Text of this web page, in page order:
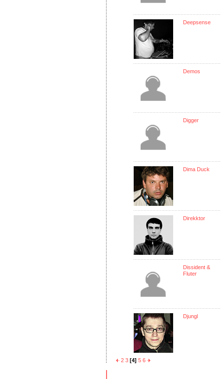
Deepsense
Demos
Digger
Dima Duck
Direkktor
Dissident &
Fluter
Djungl
2 3 [4] 5 6